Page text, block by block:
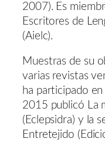
2007). Es
Escritores de
(Aielc).
Muestras de su
varias revistas
ha participado
2015 publicó La
(Eclepsidra) y la
Entretejido